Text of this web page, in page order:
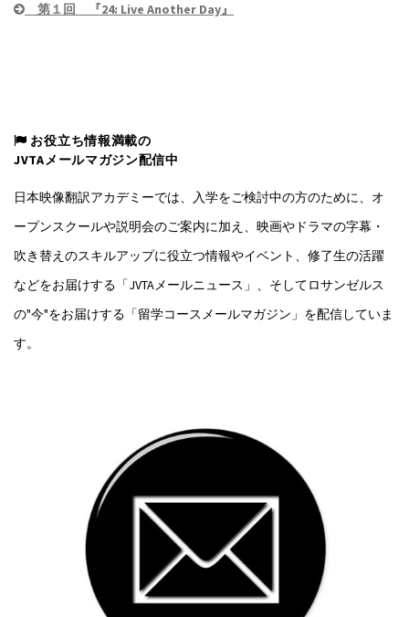
第１回 『24: Live Another Day』
お役立ち情報満載の
JVTAメールマガジン配信中
日本映像翻訳アカデミーでは、入学をご検討中の方のために、オ
ープンスクールや説明会のご案内に加え、映画やドラマの字幕・
吹き替えのスキルアップに役立つ情報やイベント、修了生の活躍
などをお届けする「JVTAメールニュース」、そしてロサンゼルス
の"今"をお届けする「留学コースメールマガジン」を配信していま
す。